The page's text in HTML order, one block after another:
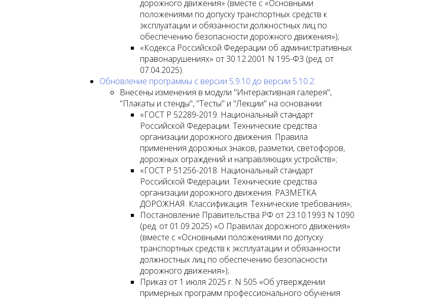
дорожного движения» (вместе с «Основными
положениями по допуску транспортных средств к
эксплуатации и обязанности должностных лиц по
обеспечению безопасности дорожного движения»);
«Кодекса Российской Федерации об административных
правонарушениях» от 30.12.2001 N 195-ФЗ (ред. от
07.04.2025).
Обновление программы с версии 5.9.10 до версии 5.10.2:
Внесены изменения в модули "Интерактивная галерея",
"Плакаты и стенды", "Тесты" и "Лекции" на основании:
«ГОСТ Р 52289-2019. Национальный стандарт
Российской Федерации. Технические средства
организации дорожного движения. Правила
применения дорожных знаков, разметки, светофоров,
дорожных ограждений и направляющих устройств»;
«ГОСТ Р 51256-2018. Национальный стандарт
Российской Федерации. Технические средства
организации дорожного движения. РАЗМЕТКА
ДОРОЖНАЯ. Классификация. Технические требования»;
Постановление Правительства РФ от 23.10.1993 N 1090
(ред. от 01.09.2025) «О Правилах дорожного движения»
(вместе с «Основными положениями по допуску
транспортных средств к эксплуатации и обязанности
должностных лиц по обеспечению безопасности
дорожного движения»);
Приказ от 1 июля 2025 г. N 505 «Об утверждении
примерных программ профессионального обучения